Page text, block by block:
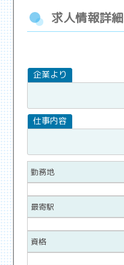
求人情報詳細
勤務地
最寄駅
資格